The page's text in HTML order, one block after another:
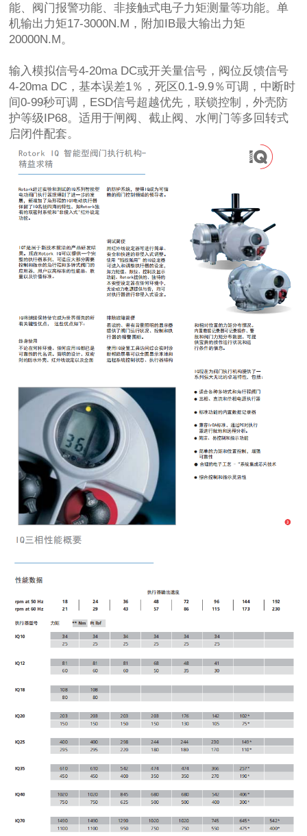
能、阀门报警功能、非接触式电子力矩测量等功能。单
机输出力矩17-3000N.M，附加IB最大输出力矩
20000N.M。
输入模拟信号4-20ma DC或开关量信号，阀位反馈信号
4-20ma DC，基本误差1％，死区0.1-9.9％可调，中断时
间0-99秒可调，ESD信号超越优先，联锁控制，外壳防
护等级IP68。适用于闸阀、截止阀、水闸门等多回转式
启闭件配套。